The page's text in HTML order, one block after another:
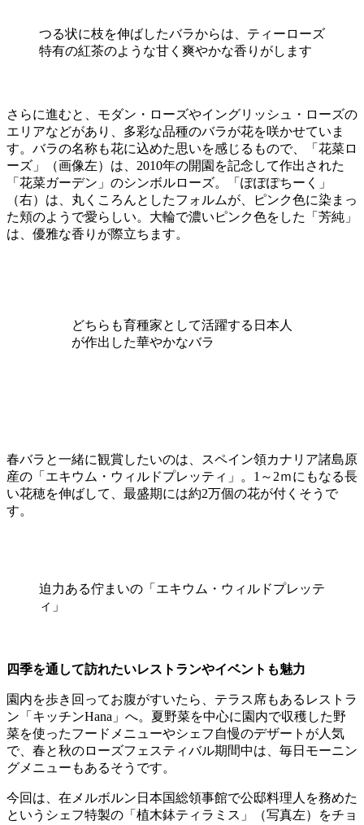
つる状に枝を伸ばしたバラからは、ティーローズ
特有の紅茶のような甘く爽やかな香りがします
さらに進むと、モダン・ローズやイングリッシュ・ローズの
エリアなどがあり、多彩な品種のバラが花を咲かせていま
す。バラの名称も花に込めた思いを感じるもので、「花菜ロ
ーズ」（画像左）は、2010年の開園を記念して作出された
「花菜ガーデン」のシンボルローズ。「ぽぽぽちーく」
（右）は、丸くころんとしたフォルムが、ピンク色に染まっ
た頬のようで愛らしい。大輪で濃いピンク色をした「芳純」
は、優雅な香りが際立ちます。
どちらも育種家として活躍する日本人
が作出した華やかなバラ
春バラと一緒に観賞したいのは、スペイン領カナリア諸島原
産の「エキウム・ウィルドプレッティ」。1～2ｍにもなる長
い花穂を伸ばして、最盛期には約2万個の花が付くそうで
す。
迫力ある佇まいの「エキウム・ウィルドプレッテ
ィ」
四季を通して訪れたいレストランやイベントも魅力
園内を歩き回ってお腹がすいたら、テラス席もあるレストラ
ン「キッチンHana」へ。夏野菜を中心に園内で収穫した野
菜を使ったフードメニューやシェフ自慢のデザートが人気
で、春と秋のローズフェスティバル期間中は、毎日モーニン
グメニューもあるそうです。
今回は、在メルボルン日本国総領事館で公邸料理人を務めた
というシェフ特製の「植木鉢ティラミス」（写真左）をチョ